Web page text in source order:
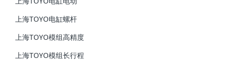
上海TOYO电缸螺杆
上海TOYO模组高精度
上海TOYO模组长行程